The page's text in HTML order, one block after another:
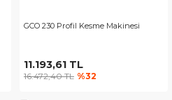
GCO 230 Profil Kesme Makinesi
11.193,61 TL
16.472,40 TL %32